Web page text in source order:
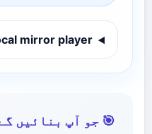
mirror player
🎯 جو آپ بنائیں